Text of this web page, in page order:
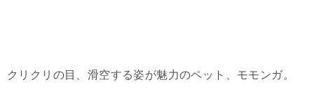
クリクリの目、滑空する姿が魅力のペット、モモンガ。